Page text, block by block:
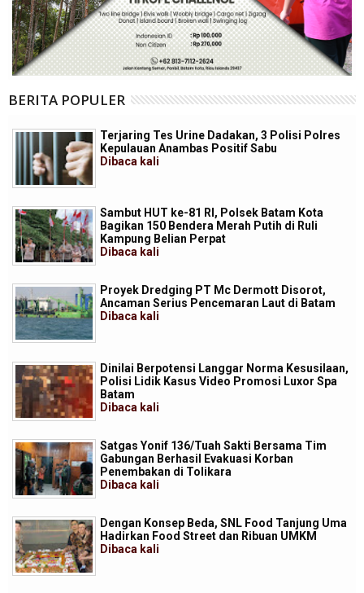
BERITA POPULER
Terjaring Tes Urine Dadakan, 3 Polisi Polres
Kepulauan Anambas Positif Sabu
Dibaca kali
Sambut HUT ke-81 RI, Polsek Batam Kota
Bagikan 150 Bendera Merah Putih di Ruli
Kampung Belian Perpat
Dibaca kali
Proyek Dredging PT Mc Dermott Disorot,
Ancaman Serius Pencemaran Laut di Batam
Dibaca kali
Dinilai Berpotensi Langgar Norma Kesusilaan,
Polisi Lidik Kasus Video Promosi Luxor Spa
Batam
Dibaca kali
Satgas Yonif 136/Tuah Sakti Bersama Tim
Gabungan Berhasil Evakuasi Korban
Penembakan di Tolikara
Dibaca kali
Dengan Konsep Beda, SNL Food Tanjung Uma
Hadirkan Food Street dan Ribuan UMKM
Dibaca kali